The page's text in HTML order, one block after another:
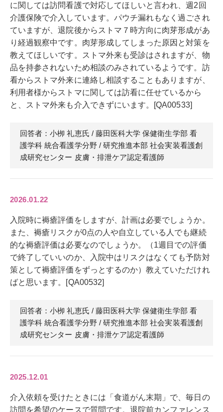
に関しては訪問看護で対応してほしいと言われ、週2回
介護保険で介入しています。パウチ漏れもなく過ごされ
ていますが、退院後からストマ７時方向に肉芽形成があ
り経過観察中です。肉芽形成してしまった原因と対策を
教えてほしいです。ストマ外来も受診はされますが、物
品を持参されないため相談のみされているようです。訪
看からストマ外来に連絡し相談することもありますが、
利用者様からストマに関しては訪看に任せているから
と、ストマ外来も介入できずにいます。[QA00533]
回答者：小栁 礼恵氏 / 藤田医科大学 保健衛生学部 看
護学科 統合看護学分野 / 研究推進本部 社会実装看護創
成研究センター 皮膚・排泄ケア認定看護師
2026.01.22
入院時に褥瘡評価をしますが、計画は必要でしょうか。
また、褥瘡リスクが0点の人や自立している人でも継続
的な褥瘡評価は必要なのでしょうか。（1週目での評価
で終了していいのか、入院中はリスクはなくても予防対
策として褥瘡評価をずっとするのか）教えていただけれ
ばと思います。[QA00532]
回答者：小栁 礼恵氏 / 藤田医科大学 保健衛生学部 看
護学科 統合看護学分野 / 研究推進本部 社会実装看護創
成研究センター 皮膚・排泄ケア認定看護師
2025.12.01
介入依頼を受けたときには「食道がん末期」で、毎日の
訪問を希望のケースで質問です。退院前カンファレンス